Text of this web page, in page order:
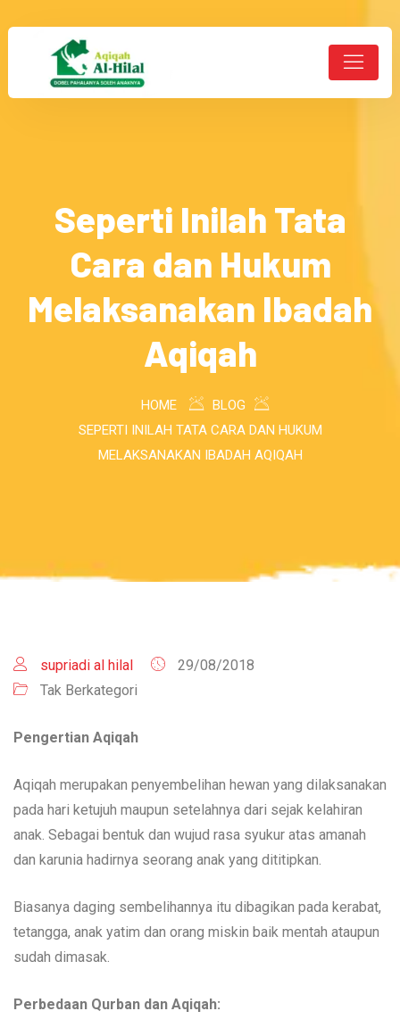
Seperti Inilah Tata
Cara dan Hukum
Melaksanakan Ibadah
Aqiqah
HOME
BLOG
SEPERTI INILAH TATA CARA DAN HUKUM
MELAKSANAKAN IBADAH AQIQAH
supriadi al hilal
29/08/2018
Tak Berkategori
Pengertian Aqiqah
Aqiqah merupakan penyembelihan hewan yang dilaksanakan
pada hari ketujuh maupun setelahnya dari sejak kelahiran
anak. Sebagai bentuk dan wujud rasa syukur atas amanah
dan karunia hadirnya seorang anak yang dititipkan.
Biasanya daging sembelihannya itu dibagikan pada kerabat,
tetangga, anak yatim dan orang miskin baik mentah ataupun
sudah dimasak.
Perbedaan Qurban dan Aqiqah: